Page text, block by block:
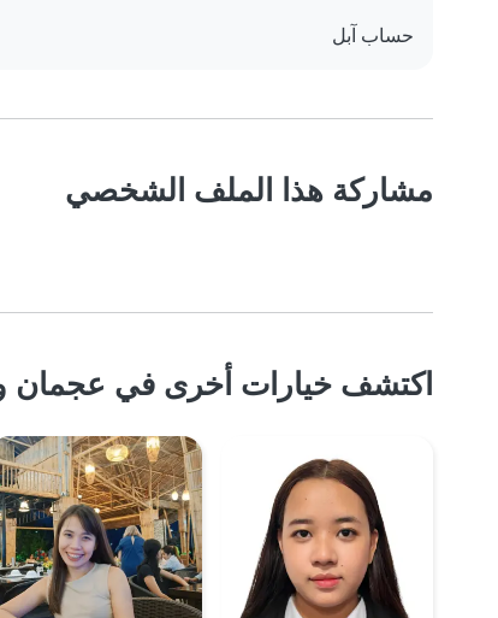
حساب آبل
مشاركة هذا الملف الشخصي
اكتشف خيارات أخرى في عجمان و